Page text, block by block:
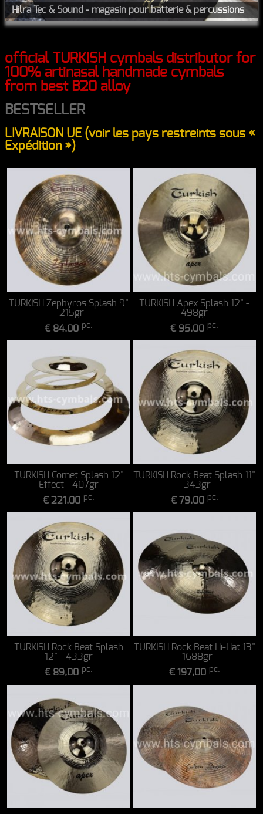
Hilra Tec & Sound - magasin pour batterie & percussions
official TURKISH cymbals distributor for
100% artinasal handmade cymbals
from best B20 alloy
BESTSELLER
LIVRAISON UE (voir les pays restreints sous «
Expédition »)
TURKISH Zephyros Splash 9"
- 215gr
€ 84,00 pc.
TURKISH Apex Splash 12" -
498gr
€ 95,00 pc.
TURKISH Comet Splash 12"
Effect - 407gr
€ 221,00 pc.
TURKISH Rock Beat Splash 11"
- 343gr
€ 79,00 pc.
TURKISH Rock Beat Splash
12" - 433gr
€ 89,00 pc.
TURKISH Rock Beat Hi-Hat 13"
- 1688gr
€ 197,00 pc.